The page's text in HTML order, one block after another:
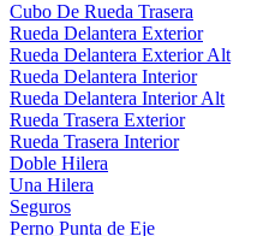
Cubo De Rueda Trasera
Rueda Delantera Exterior
Rueda Delantera Exterior Alt
Rueda Delantera Interior
Rueda Delantera Interior Alt
Rueda Trasera Exterior
Rueda Trasera Interior
Doble Hilera
Una Hilera
Seguros
Perno Punta de Eje